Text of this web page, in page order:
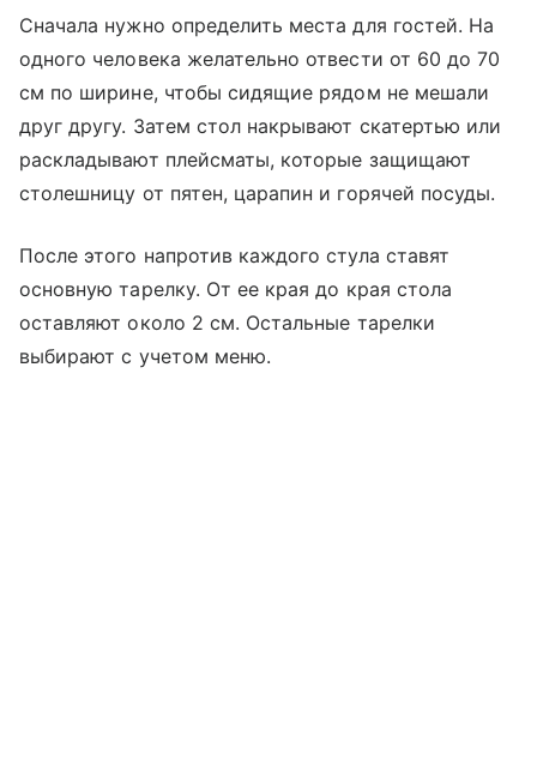
Сначала нужно определить места для гостей. На
одного человека желательно отвести от 60 до 70
см по ширине, чтобы сидящие рядом не мешали
друг другу. Затем стол накрывают скатертью или
раскладывают плейсматы, которые защищают
столешницу от пятен, царапин и горячей посуды.
После этого напротив каждого стула ставят
основную тарелку. От ее края до края стола
оставляют около 2 см. Остальные тарелки
выбирают с учетом меню.